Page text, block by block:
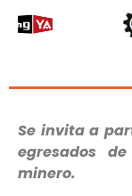
Se invita a
egresados
minero.